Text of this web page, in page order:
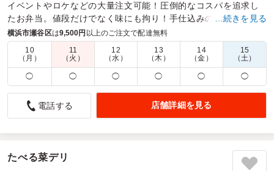
イベントやロケなどの大量注文可能！圧倒的なコスパを追求し
たお弁当。値段だけでなく味にも拘り！手仕込みの唐揚げや定
番の生姜焼きなどもラインナップ！
商品数： 締切日時： 1日前10:00 価格帯：
864円～1,404円
配達時間：
6:00～17:00
急な発注相談にもかかわらず丁寧且つ速やかに対応いただ
きました
た。直前になりお弁当の注文が完了していないことが判明
し、他のサイトから発注したつもりだったのですが、支払処
…続きを見る
横浜市瀬谷区は9,500円 以上のご注文で配達無料
10
（月）
11
（火）
12
（水）
13
（木）
14
（金）
15
（土）
◯ ◯ ◯ ◯ ◯ ◯
電話する 店舗詳細を見る
たべる菜デリ